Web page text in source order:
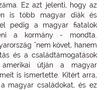
Ez azt jelenti, hogy az
is több magyar diák és
pedig a magyar fiatalok
a kormány - mondta.
"nem követ, hanem
és a családtámogatások
útján a magyar
is ismertette. Kitért arra,
magyar családokat, és ez